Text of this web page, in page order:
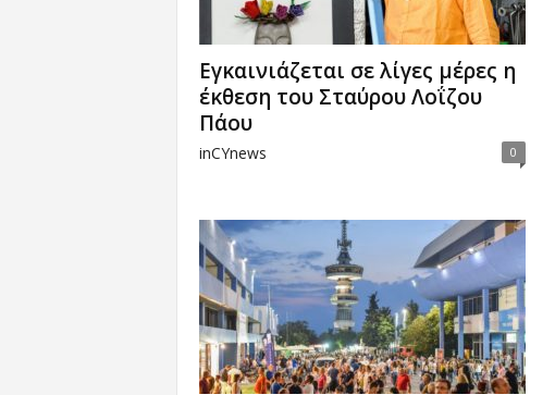
Εγκαινιάζεται σε λίγες μέρες η
έκθεση του Σταύρου Λοΐζου
Πάου
inCYnews 0